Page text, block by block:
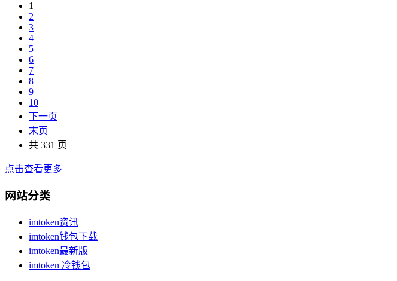
1
2
3
4
5
6
7
8
9
10
下一页
末页
共 331 页
点击查看更多
网站分类
imtoken资讯
imtoken钱包下载
imtoken最新版
imtoken 冷钱包